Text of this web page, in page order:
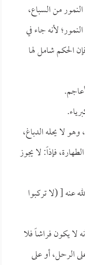
من السباع،
لأنه جاء في
الحكم شامل لها
لا يحله الدباغ،
فإذاً: لا يجوز
عنه [ (لا تركبوا
لا يكون فراشاً فلا
الرحل، أو على